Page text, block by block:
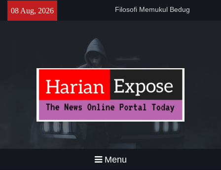
08 Aug, 2026
141 Tahun Stasiun Slawi : “Dari
Narkoba di Sekolah Kebayoran
Lama, DPR Minta Diusut
Tuntas
Filosofi Memukul Bedug
Sebelum Sholat Jum’at
Menu